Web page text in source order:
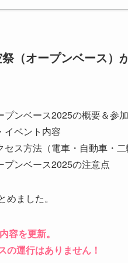
（オープンベース）
プンベース2025の概要＆参
イベント内容
ス方法（電車・自動車・二
プンベース2025の注意点
めました。
容を更新。
の運行はありません！